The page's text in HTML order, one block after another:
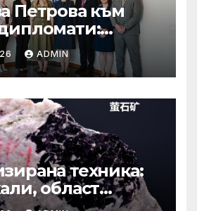
Петрова към
уверени и
на България
ADMIN
техника:
област
Втора ръка и